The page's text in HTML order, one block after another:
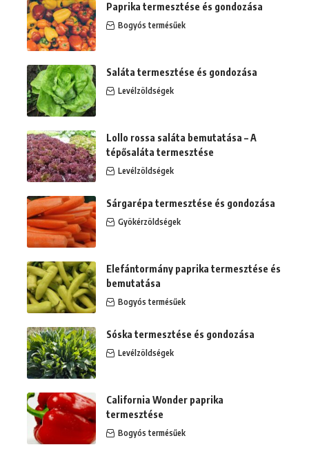
Paprika termesztése és gondozása
Bogyós termésűek
Saláta termesztése és gondozása
Levélzöldségek
Lollo rossa saláta bemutatása – A
tépősaláta termesztése
Levélzöldségek
Sárgarépa termesztése és gondozása
Gyökérzöldségek
Elefántormány paprika termesztése és
bemutatása
Bogyós termésűek
Sóska termesztése és gondozása
Levélzöldségek
California Wonder paprika
termesztése
Bogyós termésűek